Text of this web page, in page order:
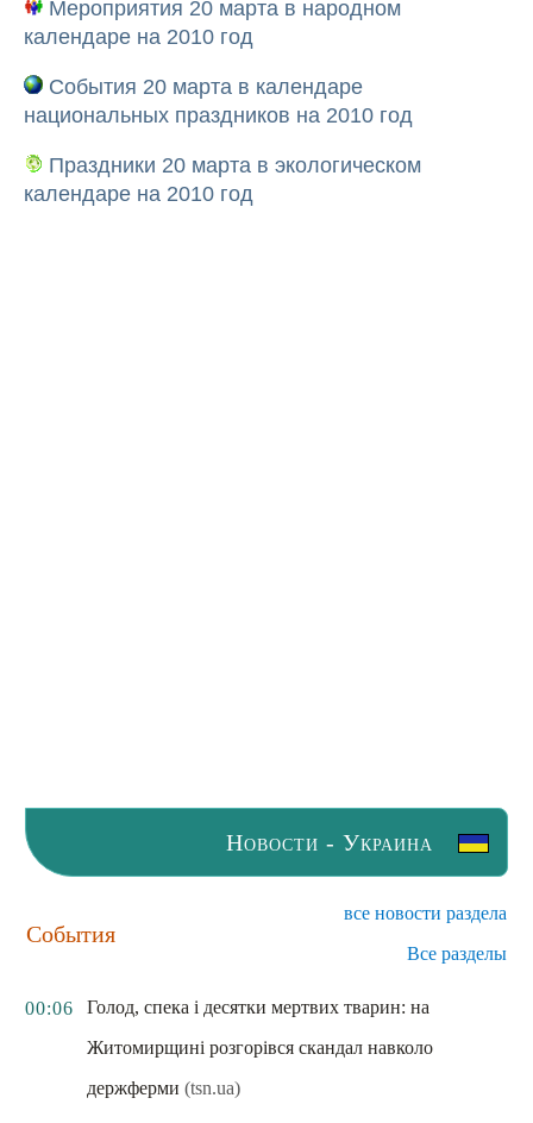
Мероприятия 20 марта в народном
календаре на 2010 год
События 20 марта в календаре
национальных праздников на 2010 год
Праздники 20 марта в экологическом
календаре на 2010 год
Новости - Украина
События
все новости раздела
Все разделы
00:06
Голод, спека і десятки мертвих тварин: на
Житомирщині розгорівся скандал навколо
держферми (tsn.ua)